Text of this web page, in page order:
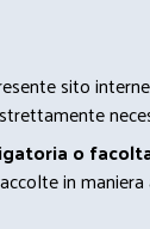
sito
o
in